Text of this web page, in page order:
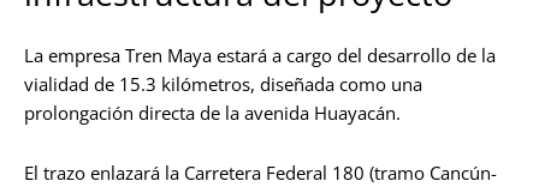
La empresa Tren Maya estará a cargo del desarrollo de la
vialidad de 15.3 kilómetros, diseñada como una
prolongación directa de la avenida Huayacán.
El trazo enlazará la Carretera Federal 180 (tramo Cancún-